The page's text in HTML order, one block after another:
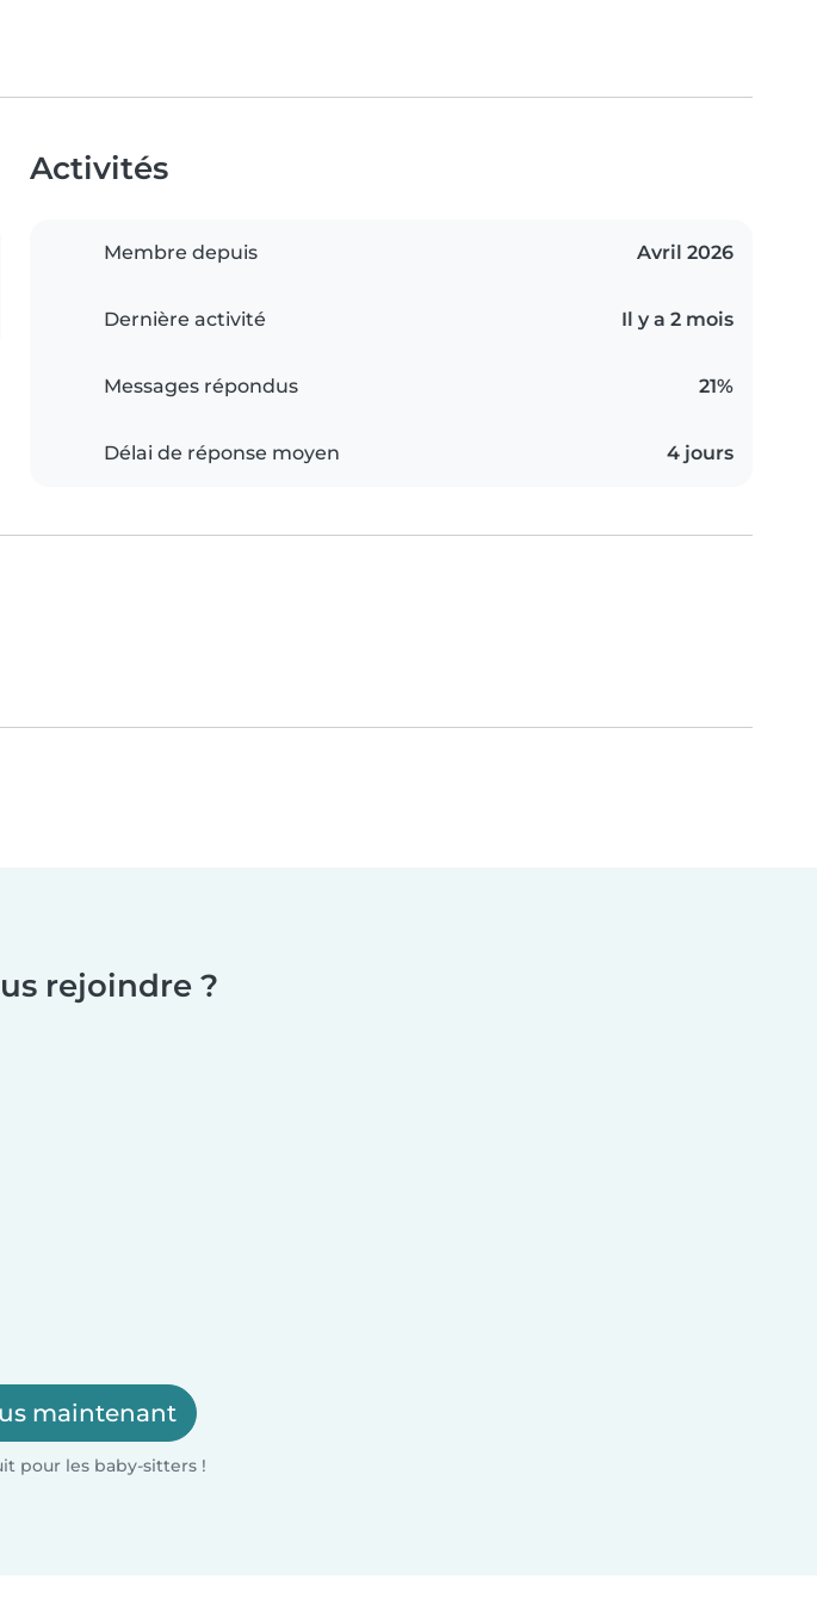
Activités
Membre depuis Avril 2026
Dernière activité Il y a 2 mois
Messages répondus 21%
Délai de réponse moyen 4 jours
rejoindre ?
maintenant
pour les baby-sitters !